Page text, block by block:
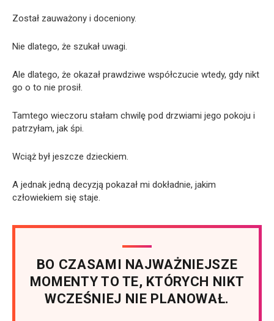
Został zauważony i doceniony.
Nie dlatego, że szukał uwagi.
Ale dlatego, że okazał prawdziwe współczucie wtedy, gdy nikt
go o to nie prosił.
Tamtego wieczoru stałam chwilę pod drzwiami jego pokoju i
patrzyłam, jak śpi.
Wciąż był jeszcze dzieckiem.
A jednak jedną decyzją pokazał mi dokładnie, jakim
człowiekiem się staje.
BO CZASAMI NAJWAŻNIEJSZE
MOMENTY TO TE, KTÓRYCH NIKT
WCZEŚNIEJ NIE PLANOWAŁ.